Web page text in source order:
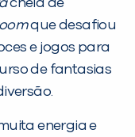
cheia de
que desafiou
e jogos para
de fantasias
energia e
MÉTODO
unidade